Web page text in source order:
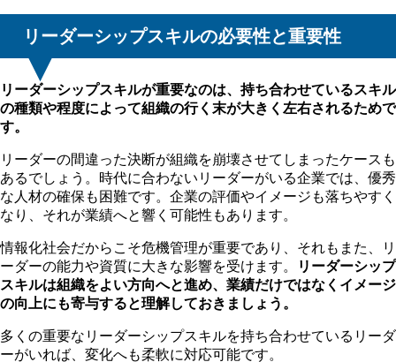
リーダーシップスキルの必要性と重要性
リーダーシップスキルが重要なのは、持ち合わせているスキル
の種類や程度によって組織の行く末が大きく左右されるためで
す。
リーダーの間違った決断が組織を崩壊させてしまったケースも
あるでしょう。時代に合わないリーダーがいる企業では、優秀
な人材の確保も困難です。企業の評価やイメージも落ちやすく
なり、それが業績へと響く可能性もあります。
情報化社会だからこそ危機管理が重要であり、それもまた、リ
ーダーの能力や資質に大きな影響を受けます。
リーダーシップ
スキルは組織をよい方向へと進め、業績だけではなくイメージ
の向上にも寄与すると理解しておきましょう。
多くの重要なリーダーシップスキルを持ち合わせているリーダ
ーがいれば、変化へも柔軟に対応可能です。